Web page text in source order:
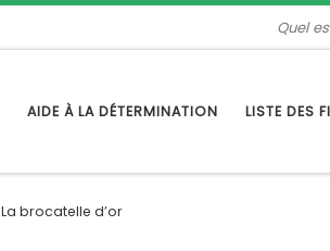
Quel
AIDE À LA DÉTERMINATION LISTE DES
La brocatelle d’or